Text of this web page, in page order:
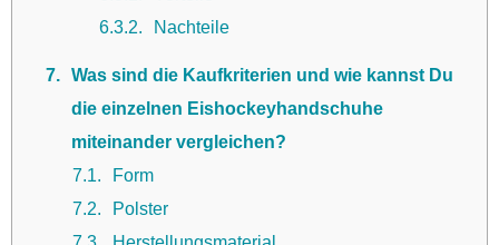
6.3.2
Nachteile
7
Was sind die Kaufkriterien und wie kannst Du
die einzelnen Eishockeyhandschuhe
miteinander vergleichen?
7.1
Form
7.2
Polster